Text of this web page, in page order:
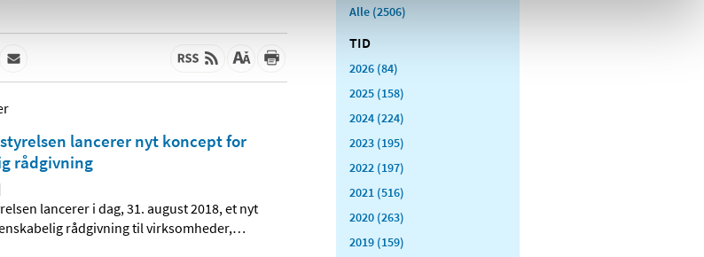
lancerer nyt koncept for
rådgivning
|
lancerer i dag, 31. august 2018, et nyt
rådgivning til virksomheder,…
Alle (2506)
TID
2026 (84)
2025 (158)
2024 (224)
2023 (195)
2022 (197)
2021 (516)
2020 (263)
2019 (159)